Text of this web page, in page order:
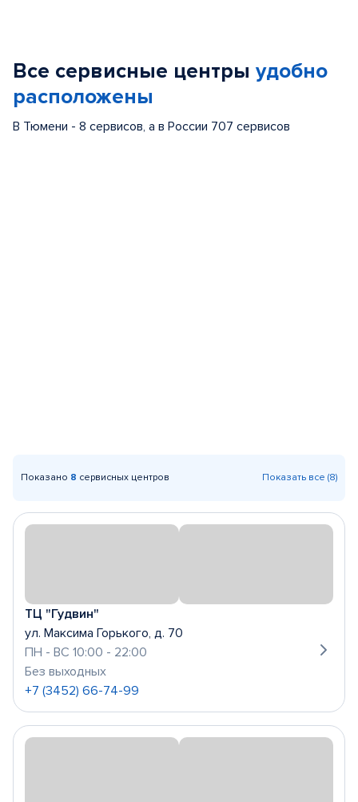
Все сервисные центры удобно
расположены
В Тюмени - 8 сервисов, а в России 707 сервисов
Показано 8 сервисных центров Показать все (8)
ТЦ "Гудвин"
ул. Максима Горького, д. 70
ПН - ВС 10:00 - 22:00
Без выходных
+7 (3452) 66-74-99